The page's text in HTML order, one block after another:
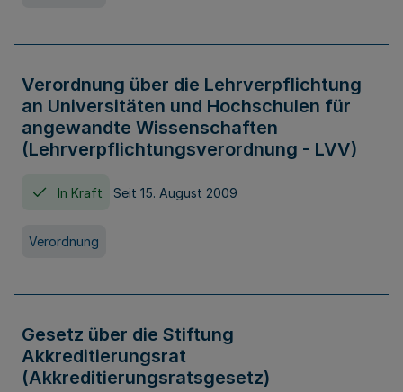
Verordnung über die Lehrverpflichtung
an Universitäten und Hochschulen für
angewandte Wissenschaften
(Lehrverpflichtungsverordnung - LVV)
In Kraft Seit 15. August 2009
Verordnung
Gesetz über die Stiftung
Akkreditierungsrat
(Akkreditierungsratsgesetz)